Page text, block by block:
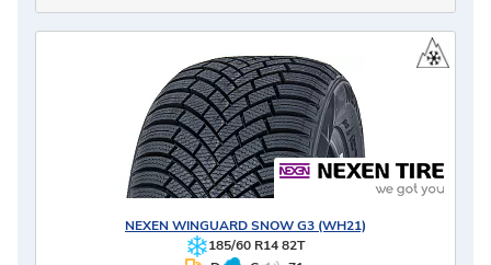
NEXEN WINGUARD SNOW G3 (WH21)
185/60 R14 82T